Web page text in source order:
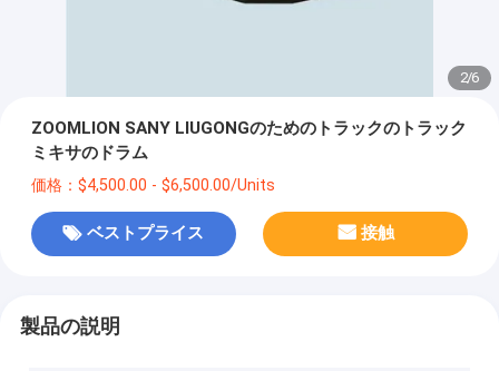
2/6
ZOOMLION SANY LIUGONGのためのトラックのトラック
ミキサのドラム
価格：$4,500.00 - $6,500.00/Units
ベストプライス 接触
製品の説明